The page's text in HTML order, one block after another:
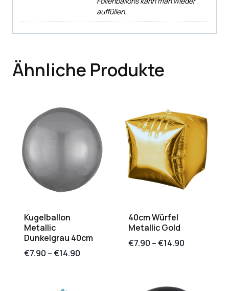
auffüllen.
Ähnliche Produkte
Kugelballon
Metallic
Dunkelgrau 40cm
€7.90 –€14.90
40cm Würfel
Metallic Gold
€7.90 –€14.90